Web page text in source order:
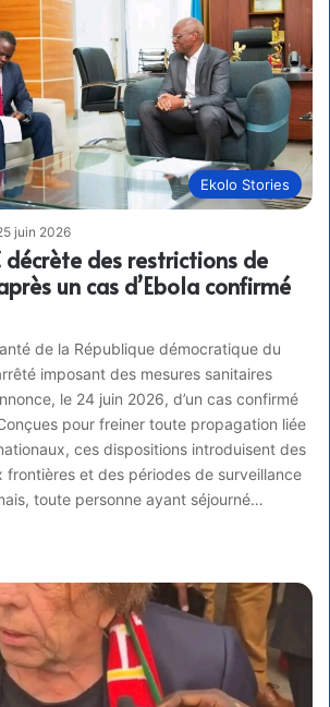
Ekolo Stories
juin 2026
décrète des restrictions de
un cas d’Ebola confirmé
de la République démocratique du
imposant des mesures sanitaires
le 24 juin 2026, d’un cas confirmé
pour freiner toute propagation liée
ces dispositions introduisent des
frontières et des périodes de surveillance
toute personne ayant séjourné…